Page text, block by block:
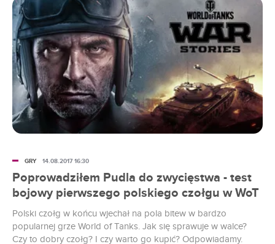
Poprowadziłem Pudla do zwycięstwa - test
bojowy pierwszego polskiego czołgu w WoT
Polski czołg w końcu wjechał na pola bitew w bardzo
popularnej grze World of Tanks. Jak się sprawuje w walce?
Czy to dobry czołg? I czy warto go kupić? Odpowiadamy.
GRY 14.08.2017 16:30